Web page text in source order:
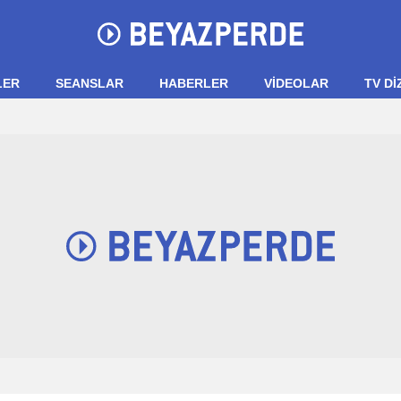
SEANSLAR HABERLER VIDEOLAR TV